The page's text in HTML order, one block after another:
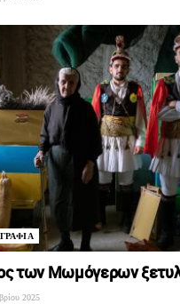
των Μωμόγερων
2025